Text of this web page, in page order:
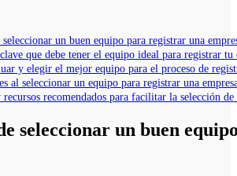
un buen equipo para registrar una
que debe tener el equipo ideal para registrar tu
y elegir el mejor equipo para el proceso de
al seleccionar un equipo para registrar una
recomendados para facilitar la selección
seleccionar un buen